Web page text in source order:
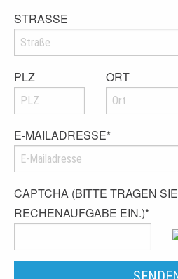
STRASSE
PLZ ORT
E-MAILADRESSE*
CAPTCHA (BITTE TRAGEN
RECHENAUFGABE EIN.)*